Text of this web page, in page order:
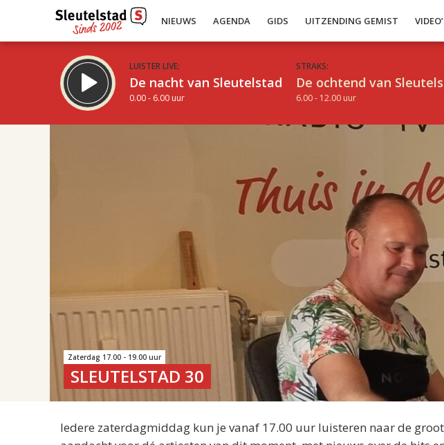
NIEUWS AGENDA GIDS UITZENDING GEMIST
LUISTER LIVE:
De nacht van Sleutelstad
0.00 - 6.00 uur
STRAKS:
De ochtend van
6.00 - 12.00 uur
Zaterdag 17.00 - 19.00 uur
SLEUTELSTAD 30
Iedere zaterdagmiddag kun je vanaf 17.00 uur luisteren naar de